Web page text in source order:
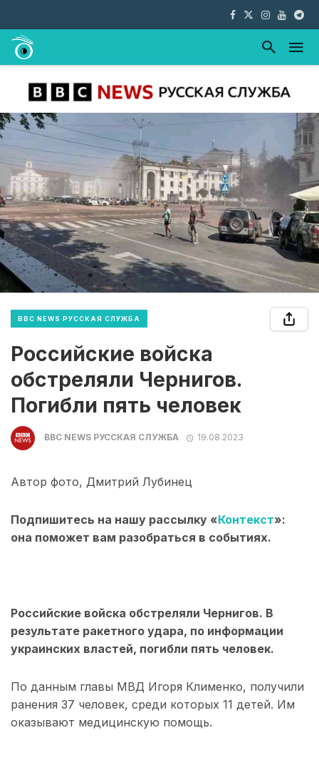
BBC NEWS РУССКАЯ СЛУЖБА
Российские войска
обстреляли Чернигов.
Погибли пять человек
BBC NEWS РУССКАЯ СЛУЖБА 19.08.2023
Автор фото, Дмитрий Лубинец
Подпишитесь на нашу рассылку «Контекст»:
она поможет вам разобраться в событиях.
Российские войска обстреляли Чернигов. В
результате ракетного удара, по информации
украинских властей, погибли пять человек.
По данным главы МВД Игоря Клименко, получили
ранения 37 человек, среди которых 11 детей. Им
оказывают медицинскую помощь.